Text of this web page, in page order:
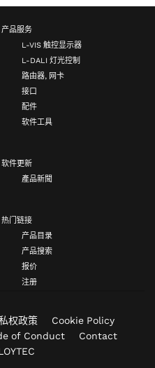
产品服务
L-VIS 触控显示器
L-DALI 灯光控制
路由器, 网卡
接口
配件
软件工具
软件更新
產品新聞
热门链接
产品目录
产品搜索
报价
注册
权政策
Cookie Policy
of Conduct
Contact